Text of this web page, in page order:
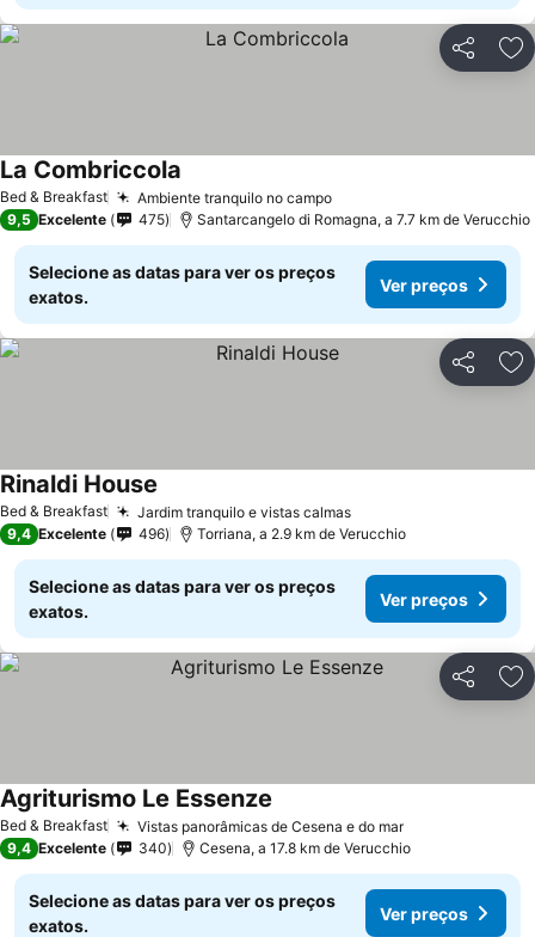
Partilhar
Bed & Breakfast Ambiente tranquilo no campo
La Combriccola
9,5 Excelente 475 Santarcangelo di Romagna, a 7.7 km de Verucchio
Selecione as datas para ver os preços
exatos.
Ver preços
Partilhar
Bed & Breakfast Jardim tranquilo e vistas calmas
Rinaldi House
9,4 Excelente 496 Torriana, a 2.9 km de Verucchio
Selecione as datas para ver os preços
exatos.
Ver preços
Partilhar
Bed & Breakfast Vistas panorâmicas de Cesena e do mar
Agriturismo Le Essenze
9,4 Excelente 340 Cesena, a 17.8 km de Verucchio
Selecione as datas para ver os preços
exatos.
Ver preços